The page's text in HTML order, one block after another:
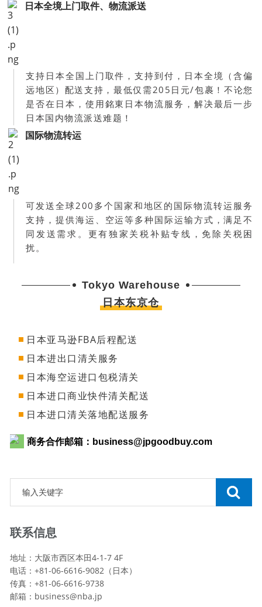
日本全境上门取件、物流派送
支持日本全国上门取件，支持到付，日本全境（含偏
远地区）配送支持，最低仅需205日元/包裹！不论您
是否在日本，使用銘東日本物流服务，解决最后一步
日本国内物流派送难题！
国际物流转运
可发送全球200多个国家和地区的国际物流转运服务
支持，提供海运、空运等多种国际运输方式，满足不
同发送需求。更有独家关税补贴专线，免除关税困
扰。
Tokyo Warehouse
日本东京仓
日本亚马逊FBA后程配送
日本进出口清关服务
日本海空运进口包税清关
日本进口商业快件清关配送
日本进口清关落地配送服务
商务合作邮箱： business@jpgoodbuy.com
联系信息
地址：大阪市西区本田4-1-7 4F
电话：+81-06-6616-9082（日本）
传真：+81-06-6616-9738
邮箱： business@nba.jp